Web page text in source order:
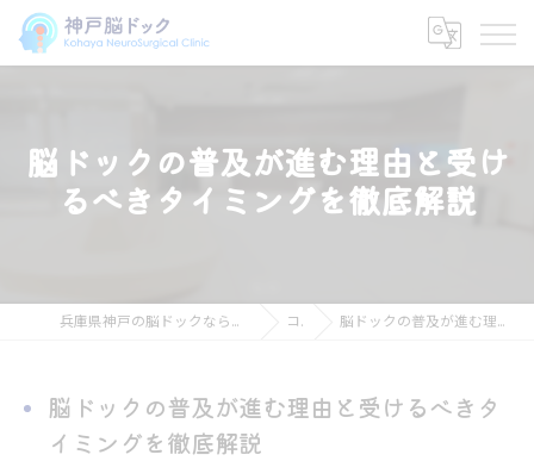
脳ドックの普及が進む理由と受け
るべきタイミングを徹底解説
兵庫県神戸の脳ドックなら神戸脳ドック こはや脳神経外科クリニック コラム 脳ドックの普及が進む理由と受けるべきタイミングを徹底解説
脳ドックの普及が進む理由と受けるべきタ
イミングを徹底解説